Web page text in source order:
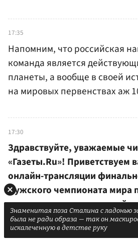
17:35
Напомним, что российская
команда является
планеты, а вообще в своей
на мировых первенствах аж
17:30
Здравствуйте, уважаемые
«Газеты.Ru»! Приветствуем
онлайн-трансляции
мужского чемпионата мира
с мячом, в котором
сыграет за золото со
работает Александр Обносов.
Знаменитая поза Сталина с ладонью
была не ради образа — так он
искалеченную в детстве руку